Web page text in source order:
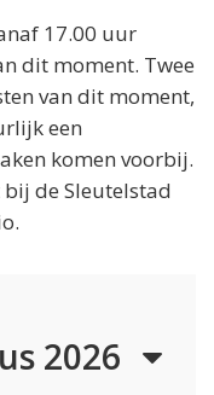
17.00 uur
dit moment. Twee
van dit moment,
een
komen voorbij.
de Sleutelstad
2026